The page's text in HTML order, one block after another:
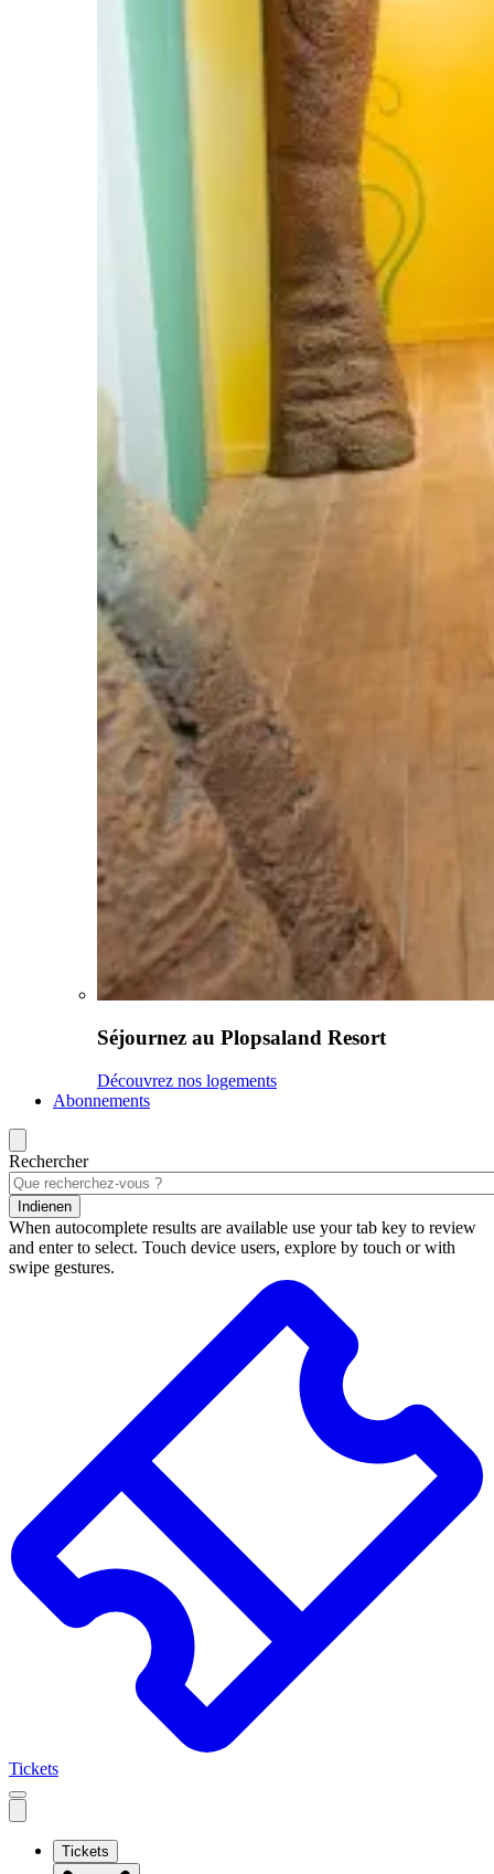
Séjournez au Plopsaland Resort
Découvrez nos logements
Abonnements
Rechercher
Indienen
When autocomplete results are available use your tab key to review
and enter to select. Touch device users, explore by touch or with
swipe gestures.
Tickets
Open
mobile
Tickets